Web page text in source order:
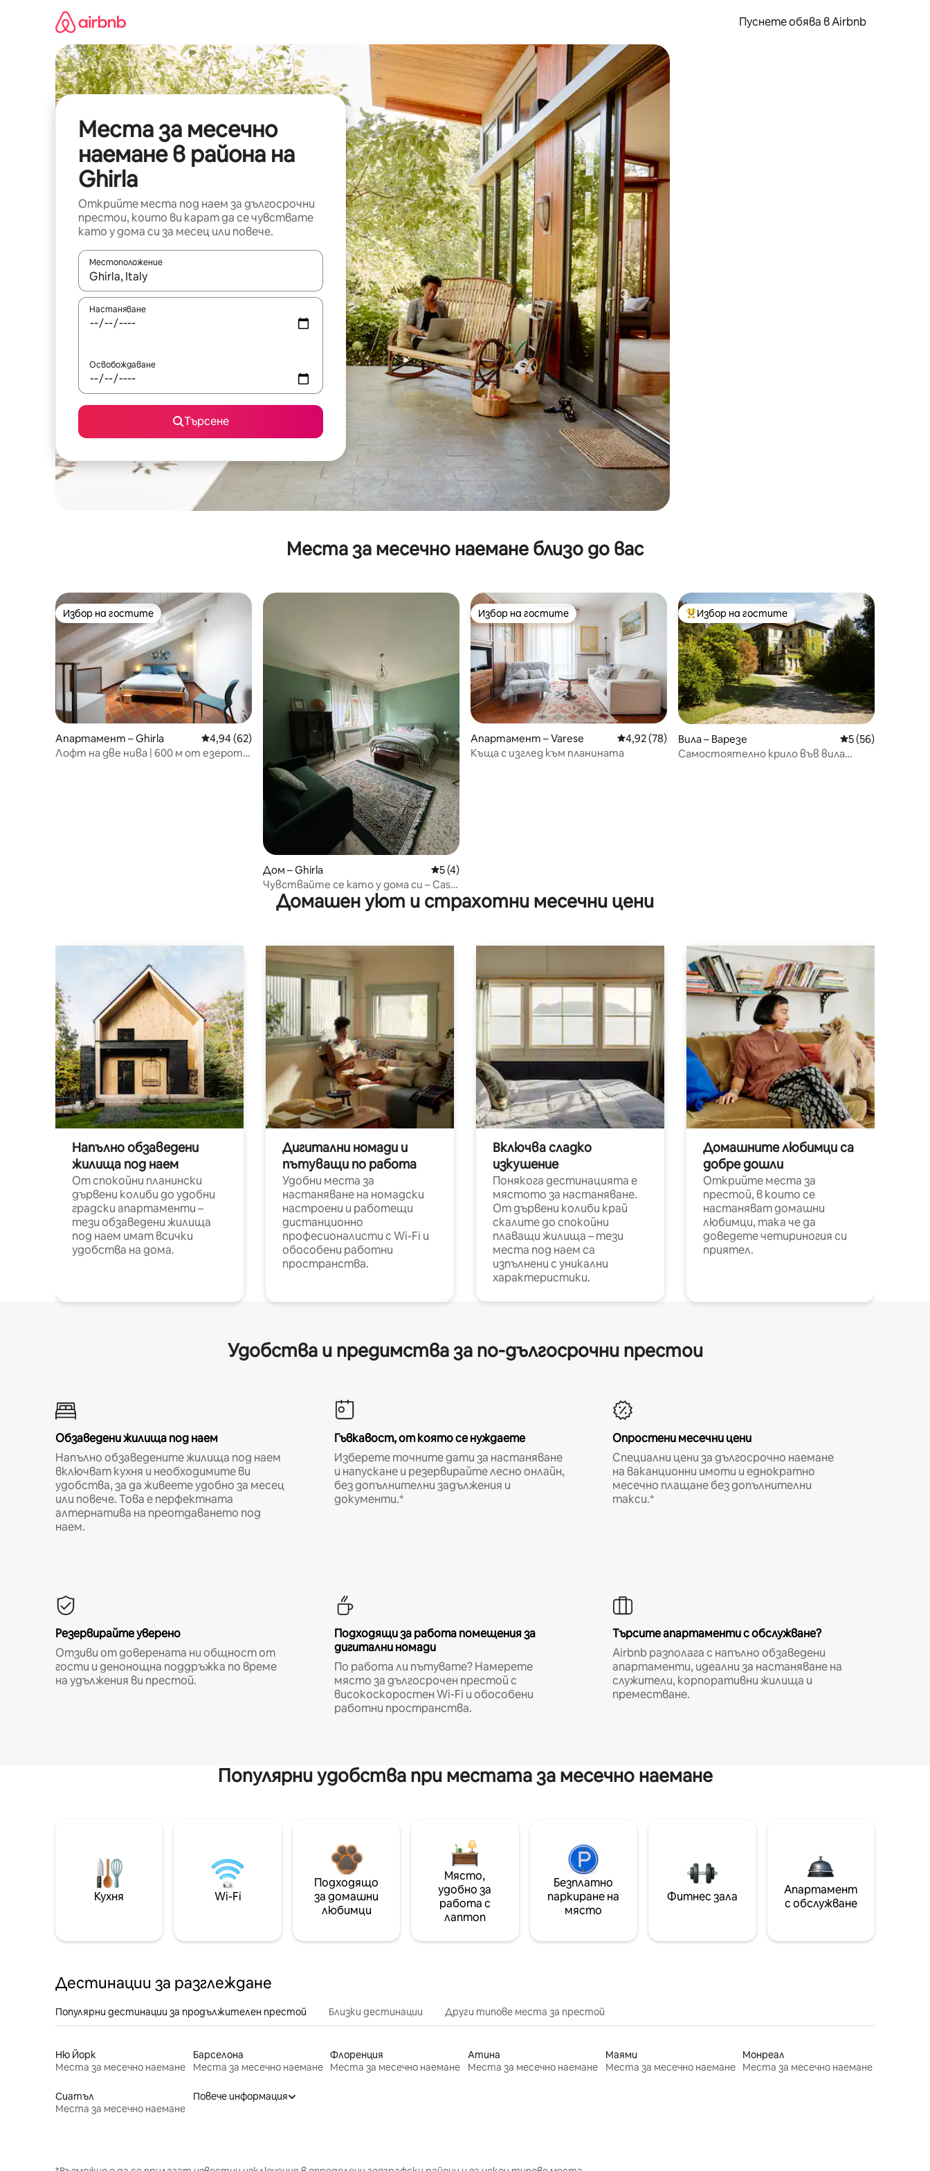
съдържанието
Пуснете обява в Airbnb
Места за месечно
наемане в района на
Ghirla
Открийте места под наем за дългосрочни
престои, които ви карат да се чувствате
като у дома си за месец или повече.
Местоположение
Когато резултатите се покажат, използвайте клавишите със стрелки нагоре и надолу или навигирайте с докосване или плъзгане.
Настаняване
Освобождаване
Търсене
Места за месечно наемане близо до вас
Избор на гостите
Избор на гостите
Апартамент – Ghirla Средна оценка: 4,94 от 5, 62 отзива
4,94 (62)
Лофт на две нива | 600 м от езерото
Дом – Ghirla Средна оценка: 5 от 5, 4 отзива
5 (4)
Чувствайте се като у дома си – Casa
Anima Ghirla
Избор на гостите
Избор на гостите
Апартамент – Varese Средна оценка: 4,92 от 5, 78 отзива
4,92 (78)
Къща с изглед към планината
Най-популярен избор на гостите
Избор на гостите
Вила – Варезе Средна оценка:
5 (56)
Самостоятелно крило във вила
Домашен уют и страхотни месечни цени
Напълно обзаведени
жилища под наем
От спокойни планински
дървени колиби до удобни
градски апартаменти –
тези обзаведени жилища
под наем имат всички
удобства на дома.
Дигитални номади и
пътуващи по работа
Удобни места за
настаняване на номадски
настроени и работещи
дистанционно
професионалисти с Wi-Fi и
обособени работни
пространства.
Включва сладко
изкушение
Понякога дестинацията е
мястото за настаняване.
От дървени колиби край
скалите до спокойни
плаващи жилища – тези
места под наем са
изпълнени с уникални
характеристики.
Домашните любимци са
добре дошли
Открийте места за
престой, в които се
настаняват домашни
любимци, така че да
доведете четириногия си
приятел.
Удобства и предимства за по-дългосрочни престои
Обзаведени жилища под наем
Напълно обзаведените жилища под наем
включват кухня и необходимите ви
удобства, за да живеете удобно за месец
или повече. Това е перфектната
алтернатива на преотдаването под
наем.
Гъвкавост, от която се нуждаете
Изберете точните дати за настаняване
и напускане и резервирайте лесно онлайн,
без допълнителни задължения и
документи.*
Опростени месечни цени
Специални цени за дългосрочно наемане
на ваканционни имоти и еднократно
месечно плащане без допълнителни
такси.*
Резервирайте уверено
Отзиви от доверената ни общност от
гости и денонощна поддръжка по време
на удължения ви престой.
Подходящи за работа помещения за
дигитални номади
По работа ли пътувате? Намерете
място за дългосрочен престой с
високоскоростен Wi-Fi и обособени
работни пространства.
Търсите апартаменти с обслужване?
Airbnb разполага с напълно обзаведени
апартаменти, идеални за настаняване на
служители, корпоративни жилища и
преместване.
Популярни удобства при местата за месечно наемане
Кухня Wi-Fi
Подходящо
за домашни
любимци
Място,
удобно за
работа с
лаптоп
Безплатно
паркиране на
място
Фитнес зала
Апартамент
с обслужване
Дестинации за разглеждане
Популярни дестинации за продължителен престой Близки дестинации Други типове места за престой
Ню Йорк
Места за месечно наемане
Барселона
Места за месечно наемане
Флоренция
Места за месечно наемане
Атина
Места за месечно наемане
Маями
Места за месечно наемане
Монреал
Места за месечно наемане
Сиатъл
Места за месечно наемане
Повече информация